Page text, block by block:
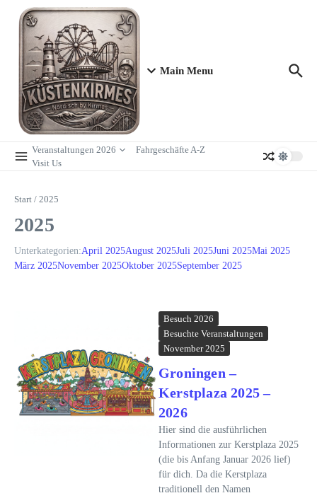
Zum Inhalt springen
Main Menu
Veranstaltungen 2026
Fahrgeschäfte A-Z
Visit Us
Start / 2025
2025
Unterkategorien:April 2025August 2025Juli 2025Juni 2025Mai 2025
März 2025November 2025Oktober 2025September 2025
Besuch 2026
Besuchte Veranstaltungen
November 2025
Groningen –
Kerstplaza 2025 –
2026
Hier sind die ausführlichen
Informationen zur Kerstplaza 2025
(die bis Anfang Januar 2026 lief)
für dich. Da die Kerstplaza
traditionell den Namen